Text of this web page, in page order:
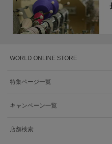
WORLD ONLINE STORE
特集ページ一覧
キャンペーン一覧
店舗検索